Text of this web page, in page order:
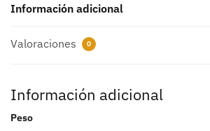
Información adicional
Valoraciones 0
Información adicional
Peso